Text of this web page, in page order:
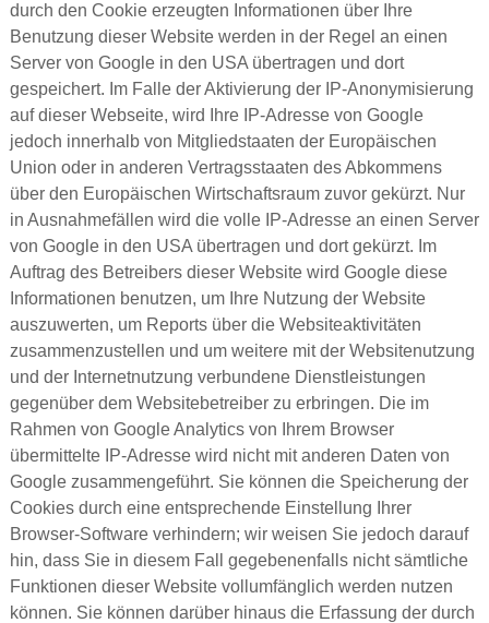
durch den Cookie erzeugten Informationen über Ihre
Benutzung dieser Website werden in der Regel an einen
Server von Google in den USA übertragen und dort
gespeichert. Im Falle der Aktivierung der IP-Anonymisierung
auf dieser Webseite, wird Ihre IP-Adresse von Google
jedoch innerhalb von Mitgliedstaaten der Europäischen
Union oder in anderen Vertragsstaaten des Abkommens
über den Europäischen Wirtschaftsraum zuvor gekürzt. Nur
in Ausnahmefällen wird die volle IP-Adresse an einen Server
von Google in den USA übertragen und dort gekürzt. Im
Auftrag des Betreibers dieser Website wird Google diese
Informationen benutzen, um Ihre Nutzung der Website
auszuwerten, um Reports über die Websiteaktivitäten
zusammenzustellen und um weitere mit der Websitenutzung
und der Internetnutzung verbundene Dienstleistungen
gegenüber dem Websitebetreiber zu erbringen. Die im
Rahmen von Google Analytics von Ihrem Browser
übermittelte IP-Adresse wird nicht mit anderen Daten von
Google zusammengeführt. Sie können die Speicherung der
Cookies durch eine entsprechende Einstellung Ihrer
Browser-Software verhindern; wir weisen Sie jedoch darauf
hin, dass Sie in diesem Fall gegebenenfalls nicht sämtliche
Funktionen dieser Website vollumfänglich werden nutzen
können. Sie können darüber hinaus die Erfassung der durch